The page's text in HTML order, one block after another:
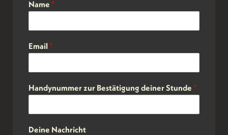
Name *
Email*
Handynummer zur Bestätigung deiner Stunde *
Deine Nachricht